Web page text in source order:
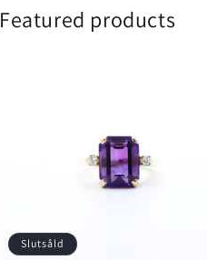
Featured products
Slutsåld